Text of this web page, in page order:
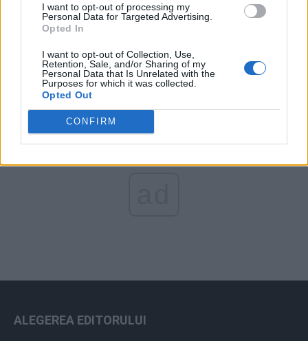
I want to opt-out of processing my
Personal Data for Targeted Advertising.
Opted In
I want to opt-out of Collection, Use,
Retention, Sale, and/or Sharing of my
Personal Data that Is Unrelated with the
Purposes for which it was collected.
Opted Out
CONFIRM
Arată rezultatele
ALEGEREA EDITORULUI